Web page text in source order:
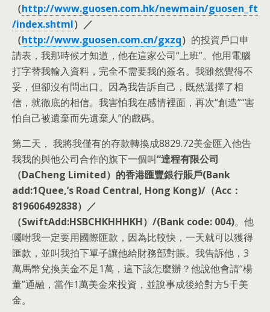
（http://www.guosen.com.hk/newmain/guosen_ft
/index.shtml）／
（http://www.guosen.com.cn/gxzq） 的投資戶口申
請表，我那時候才知道，他在這家公司“上班”。他用電腦
打字替我輸入資料，完全不需要我的簽名。我雖然覺得不
妥，但卻沒有問出口。因為我告訴自己，既然選擇了相
信，就徹底的相信。我害怕我在感情裡面，再次“創造”“害
怕自己被遺棄而先遺棄人”的戲碼。
第二天， 我將我僅有的存款轉換成8829.72美金匯入他告
我我的與他公司合作的旗下一個叫“達程有限公司
（DaCheng Limited）的香港匯豐銀行賬戶(Bank
add:1Quee,’s Road Central, Hong Kong)/（Acc：
819606492838）／
（SwiftAdd:HSBCHKHHHKH）/(Bank code: 004)。他
囑咐我一定要用國際匯款，因為比較快，一天就可以獲得
匯款，並叫我拍下單子讓他給財務部對賬。我告訴他，3
萬馬幣兌換美金不足1萬，這下該怎麼辦？他說他會請“楊
董”通融，當作1萬美金來投資，並說事成後給對方5千美
金。